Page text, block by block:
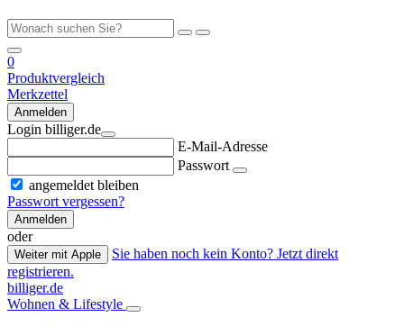
0
Produktvergleich
Merkzettel
Anmelden
Login billiger.de
E-Mail-Adresse
Passwort
angemeldet bleiben
Passwort vergessen?
Anmelden
oder
Weiter mit Apple
Sie haben noch kein Konto? Jetzt direkt
registrieren.
billiger.de
Wohnen & Lifestyle